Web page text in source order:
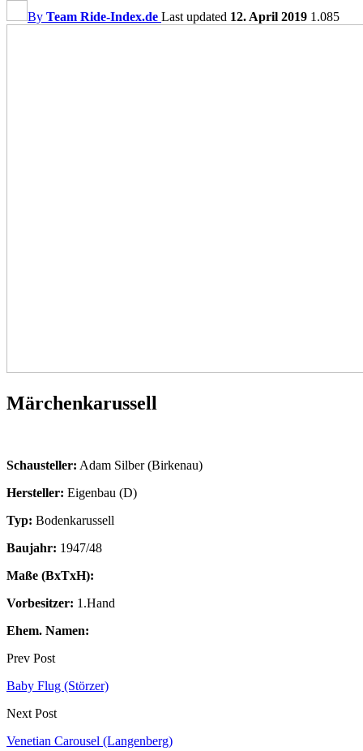
By Team Ride-Index.de Last updated 12. April 2019 1.085
Märchenkarussell
Schausteller: Adam Silber (Birkenau)
Hersteller: Eigenbau (D)
Typ: Bodenkarussell
Baujahr: 1947/48
Maße (BxTxH):
Vorbesitzer: 1.Hand
Ehem. Namen:
Prev Post
Baby Flug (Störzer)
Next Post
Venetian Carousel (Langenberg)